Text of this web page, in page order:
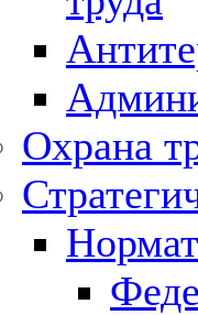
Охрана